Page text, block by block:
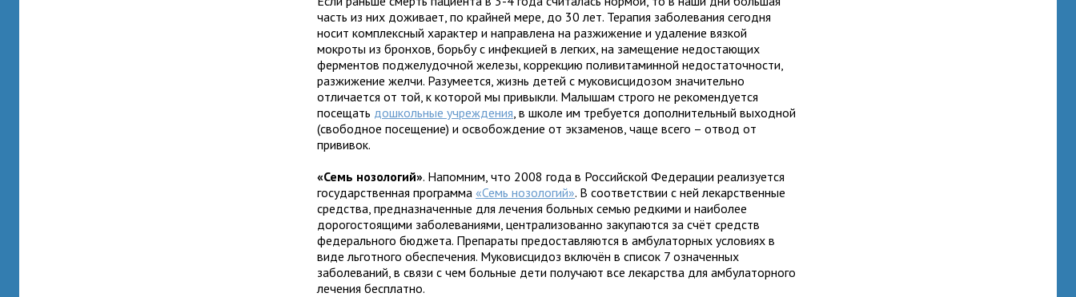
часть из них доживает, по крайней мере, до 30 лет. Терапия заболевания сегодня
носит комплексный характер и направлена на разжижение и удаление вязкой
мокроты из бронхов, борьбу с инфекцией в легких, на замещение недостающих
ферментов поджелудочной железы, коррекцию поливитаминной недостаточности,
разжижение желчи. Разумеется, жизнь детей с муковисцидозом значительно
отличается от той, к которой мы привыкли. Малышам строго не рекомендуется
посещать дошкольные учреждения, в школе им требуется дополнительный выходной
(свободное посещение) и освобождение от экзаменов, чаще всего – отвод от
прививок.
«Семь нозологий». Напомним, что 2008 года в Российской Федерации реализуется
государственная программа «Семь нозологий». В соответствии с ней лекарственные
средства, предназначенные для лечения больных семью редкими и наиболее
дорогостоящими заболеваниями, централизованно закупаются за счёт средств
федерального бюджета. Препараты предоставляются в амбулаторных условиях в
виде льготного обеспечения. Муковисцидоз включён в список 7 означенных
заболеваний, в связи с чем больные дети получают все лекарства для амбулаторного
лечения бесплатно.